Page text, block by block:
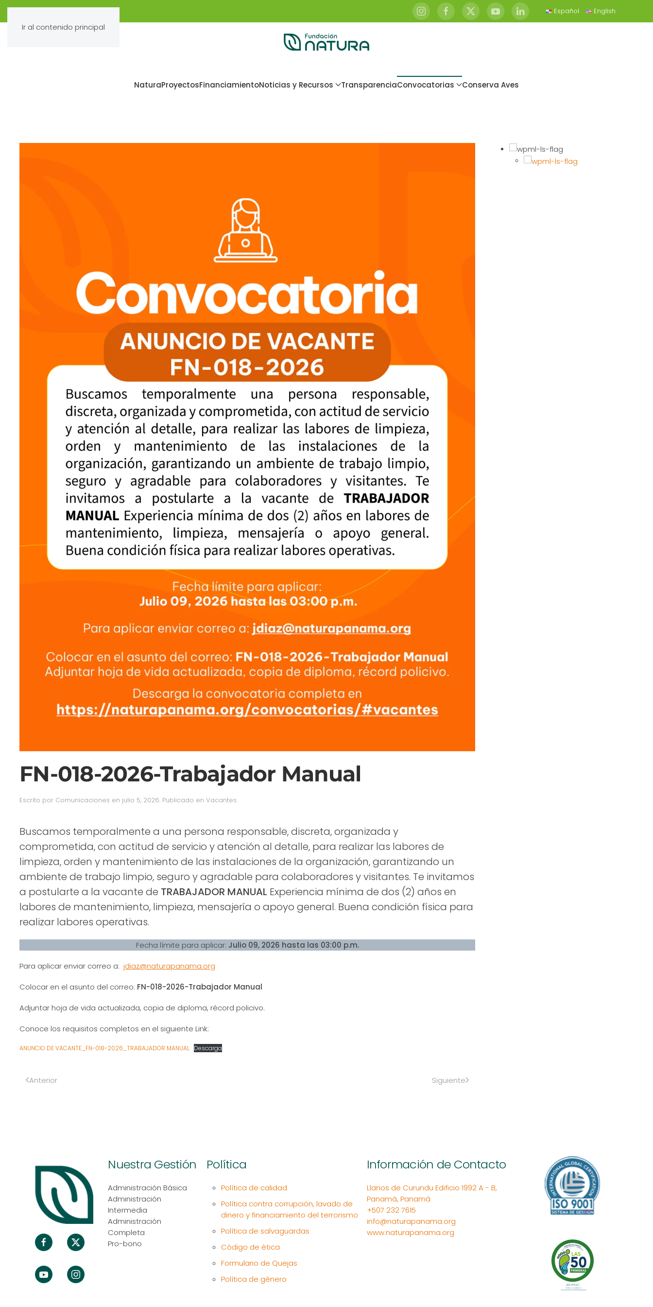
Ir al contenido principal
Español English
NaturaProyectosFinanciamientoNoticias y Recursos TransparenciaConvocatorias Conserva Aves
FN-018-2026-Trabajador Manual
Escrito por Comunicaciones en julio 5, 2026. Publicado en Vacantes.
Buscamos temporalmente a una persona responsable, discreta, organizada y
comprometida, con actitud de servicio y atención al detalle, para realizar las labores de
limpieza, orden y mantenimiento de las instalaciones de la organización, garantizando un
ambiente de trabajo limpio, seguro y agradable para colaboradores y visitantes. Te invitamos
a postularte a la vacante de TRABAJADOR MANUAL Experiencia mínima de dos (2) años en
labores de mantenimiento, limpieza, mensajería o apoyo general. Buena condición física para
realizar labores operativas.
Fecha límite para aplicar: Julio 09, 2026 hasta las 03:00 p.m.
Para aplicar enviar correo a: jdiaz@naturapanama.org
Colocar en el asunto del correo: FN-018-2026-Trabajador Manual
Adjuntar hoja de vida actualizada, copia de diploma, récord policivo.
Conoce los requisitos completos en el siguiente Link:
ANUNCIO DE VACANTE_FN-018-2026_TRABAJADOR MANUAL Descarga
Anterior Siguiente
Nuestra Gestión
Administración Básica
Administración
Intermedia
Administración
Completa
Pro-bono
Política
Política de calidad
Política contra corrupción, lavado de
dinero y financiamiento del terrorismo
Política de salvaguardas
Código de ética
Formulario de Quejas
Política de género
Información de Contacto
Llanos de Curundu Edificio 1992 A - B,
Panamá, Panamá
+507 232 7615
info@naturapanama.org
www.naturapanama.org